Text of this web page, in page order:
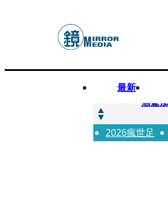
最新
快訊
酒駕
快訊
2026瘋世足